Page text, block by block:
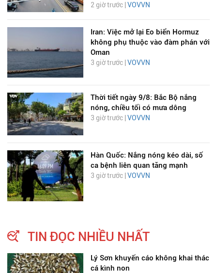
2 giờ trước | VOVVN
Iran: Việc mở lại Eo biển Hormuz
không phụ thuộc vào đàm phán với
Oman
3 giờ trước | VOVVN
Thời tiết ngày 9/8: Bắc Bộ nắng
nóng, chiều tối có mưa dông
3 giờ trước | VOVVN
Hàn Quốc: Nắng nóng kéo dài, số
ca bệnh liên quan tăng mạnh
3 giờ trước | VOVVN
TIN ĐỌC NHIỀU NHẤT
Lý Sơn khuyến cáo không khai thác
cá kình non